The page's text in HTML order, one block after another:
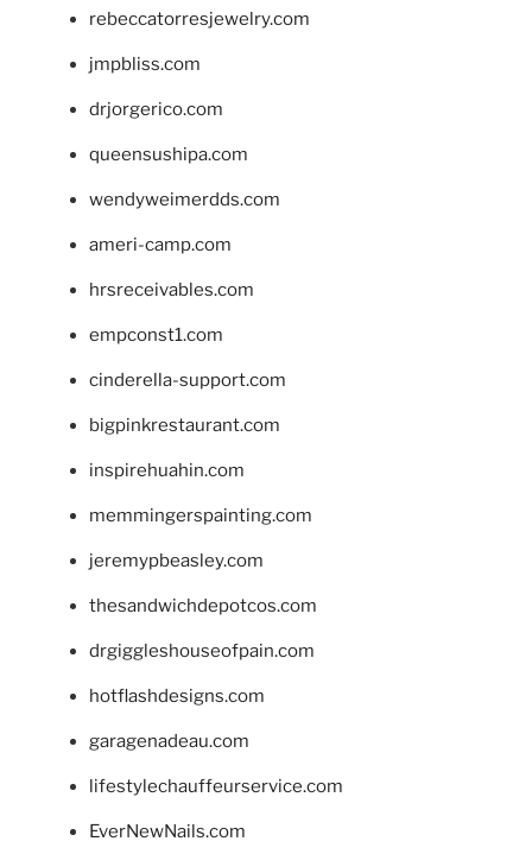
rebeccatorresjewelry.com
jmpbliss.com
drjorgerico.com
queensushipa.com
wendyweimerdds.com
ameri-camp.com
hrsreceivables.com
empconst1.com
cinderella-support.com
bigpinkrestaurant.com
inspirehuahin.com
memmingerspainting.com
jeremypbeasley.com
thesandwichdepotcos.com
drgiggleshouseofpain.com
hotflashdesigns.com
garagenadeau.com
lifestylechauffeurservice.com
EverNewNails.com